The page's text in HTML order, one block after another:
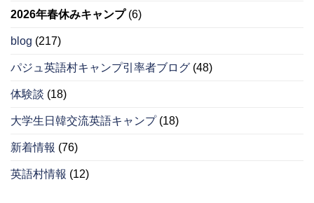
2026年春休みキャンプ(6)
blog (217)
パジュ英語村キャンプ引率者ブログ (48)
体験談 (18)
大学生日韓交流英語キャンプ(18)
新着情報 (76)
英語村情報 (12)